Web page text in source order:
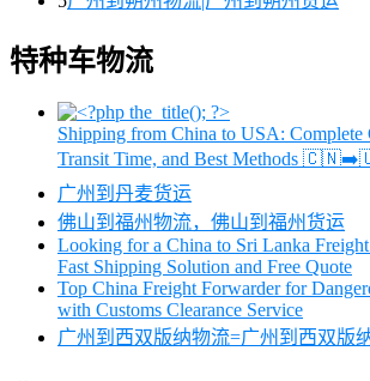
特种车物流
Shipping from China to USA: Complete
Transit Time, and Best Methods
广州到丹麦货运
佛山到福州物流，佛山到福州货运
Looking for a China to Sri Lanka
Fast Shipping Solution and Free Quote
Top China Freight Forwarder for
with Customs Clearance Service
广州到西双版纳物流=广州到西双版